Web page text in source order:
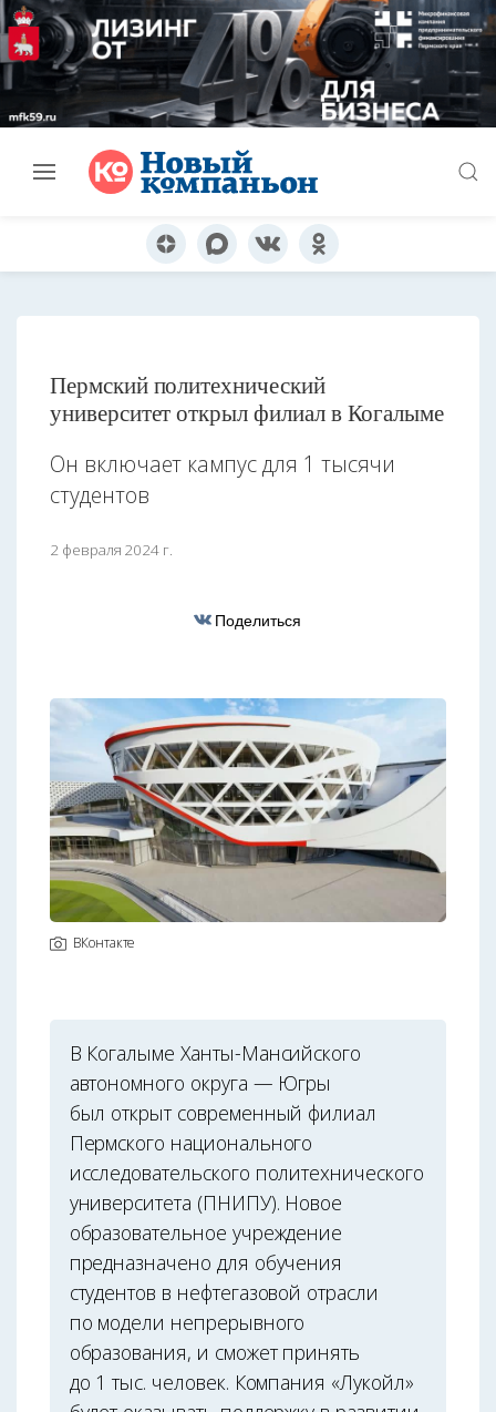
Пермский политехнический
университет открыл филиал в Когалыме
Он включает кампус для 1 тысячи
студентов
2 февраля 2024 г.
Поделиться
ВКонтакте
В Когалыме Ханты-Мансийского
автономного округа — Югры
был открыт современный филиал
Пермского национального
исследовательского политехнического
университета (ПНИПУ). Новое
образовательное учреждение
предназначено для обучения
студентов в нефтегазовой отрасли
по модели непрерывного
образования, и сможет принять
до 1 тыс. человек. Компания «Лукойл»